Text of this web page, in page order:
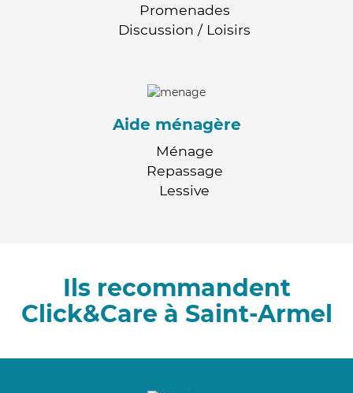
Promenades
Discussion / Loisirs
Aide ménagère
Ménage
Repassage
Lessive
Ils recommandent
Click&Care à Saint-Armel